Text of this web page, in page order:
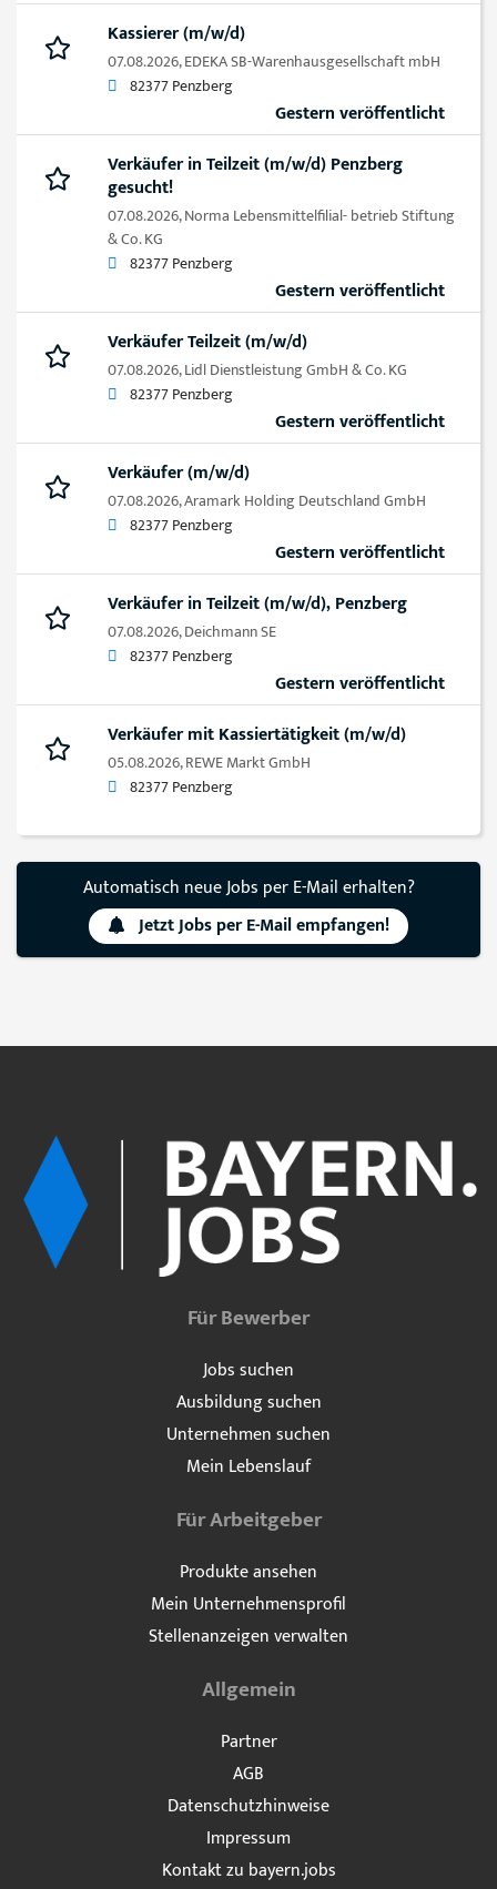
Kassierer (m/w/d)
07.08.2026,EDEKA SB-Warenhausgesellschaft mbH
82377 Penzberg
Gestern veröffentlicht
Verkäufer in Teilzeit (m/w/d) Penzberg
gesucht!
07.08.2026,Norma Lebensmittelfilial- betrieb Stiftung
& Co. KG
82377 Penzberg
Gestern veröffentlicht
Verkäufer Teilzeit (m/w/d)
07.08.2026,Lidl Dienstleistung GmbH & Co. KG
82377 Penzberg
Gestern veröffentlicht
Verkäufer (m/w/d)
07.08.2026,Aramark Holding Deutschland GmbH
82377 Penzberg
Gestern veröffentlicht
Verkäufer in Teilzeit (m/w/d), Penzberg
07.08.2026,Deichmann SE
82377 Penzberg
Gestern veröffentlicht
Verkäufer mit Kassiertätigkeit (m/w/d)
05.08.2026,REWE Markt GmbH
82377 Penzberg
Automatisch neue Jobs per E-Mail erhalten?
Jetzt Jobs per E-Mail empfangen!
Für Bewerber
Jobs suchen
Ausbildung suchen
Unternehmen suchen
Mein Lebenslauf
Für Arbeitgeber
Produkte ansehen
Mein Unternehmensprofil
Stellenanzeigen verwalten
Allgemein
Partner
AGB
Datenschutzhinweise
Impressum
Kontakt zu bayern.jobs